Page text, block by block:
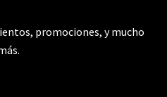
promociones, y mucho